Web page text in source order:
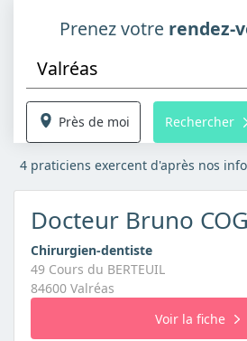
Prenez votre rendez-
Près de moi Rechercher
4 praticiens exercent d'après nos
Docteur Bruno
Chirurgien-dentiste
49 Cours du BERTEUIL
84600 Valréas
Voir la fiche